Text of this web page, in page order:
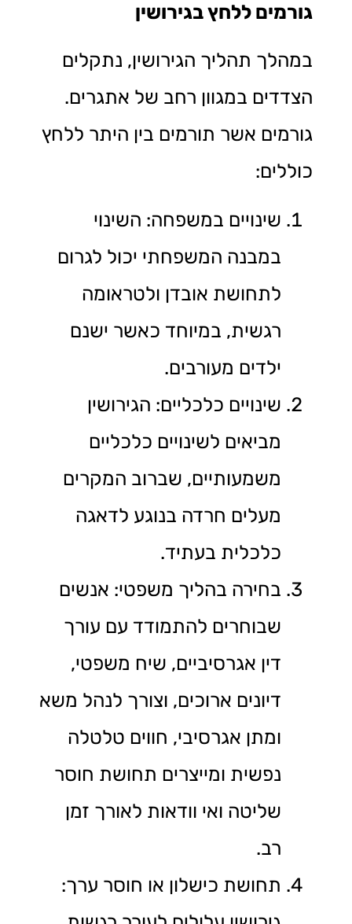
גורמים ללחץ בגירושין
במהלך תהליך הגירושין, נתקלים
הצדדים במגוון רחב של אתגרים.
גורמים אשר תורמים בין היתר ללחץ
כוללים:
שינויים במשפחה: השינוי
במבנה המשפחתי יכול לגרום
לתחושת אובדן ולטראומה
רגשית, במיוחד כאשר ישנם
ילדים מעורבים.
שינויים כלכליים: הגירושין
מביאים לשינויים כלכליים
משמעותיים, שברוב המקרים
מעלים חרדה בנוגע לדאגה
כלכלית בעתיד.
בחירה בהליך משפטי: אנשים
שבוחרים להתמודד עם עורך
דין אגרסיביים, שיח משפטי,
דיונים ארוכים, וצורך לנהל משא
ומתן אגרסיבי, חווים טלטלה
נפשית ומייצרים תחושת חוסר
שליטה ואי וודאות לאורך זמן
רב.
תחושת כישלון או חוסר ערך: